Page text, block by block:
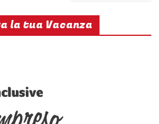
la tua Vacanza